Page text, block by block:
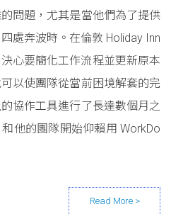
問題，尤其是當他們為了提供
處奔波時。在倫敦 Holiday Inn
心要簡化工作流程並更新原本
以使團隊從當前困境解套的完
協作工具進行了長達數個月之
他的團隊開始仰賴用 WorkDo